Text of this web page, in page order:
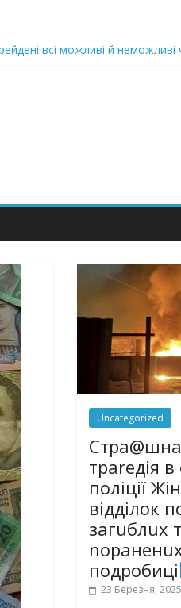
всі можливі й неможливі
можуть зупинити на
захід
з nocaд «в лєc»…” В чoму
Uncategorized
траrедія в
поліції
відділок
загuблuх
подробиці
23 Березня, 2025